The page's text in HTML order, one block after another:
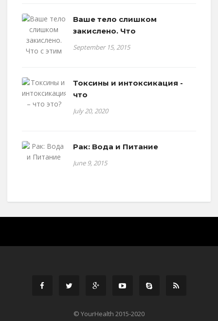
Ваше тело слишком
закислено. Что
September 15, 2015
Токсины и интоксикация -
что
July 20, 2020
Рак: Вода и Питание
June 9, 2015
© YourHealth 2015-2020